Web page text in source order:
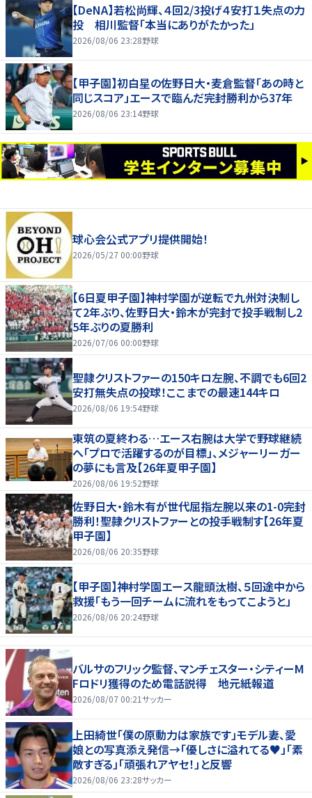
【DeNA】若松尚輝、４回2/3投げ４安打１失点の力
投 相川監督「本当にありがたかった」
2026/08/06 23:28野球
【甲子園】初白星の佐野日大・麦倉監督「あの時と
同じスコア」エースで臨んだ完封勝利から37年
2026/08/06 23:14野球
球心会公式アプリ提供開始！
2026/05/27 00:00野球
【6日夏甲子園】神村学園が逆転で九州対決制し
て2年ぶり、佐野日大・鈴木が完封で投手戦制し2
5年ぶりの夏勝利
2026/07/06 00:00野球
聖隷クリストファーの150キロ左腕、不調でも6回2
安打無失点の投球！ここまでの最速144キロ
2026/08/06 19:54野球
東筑の夏終わる…エース右腕は大学で野球継続
へ「プロで活躍するのが目標」、メジャーリーガー
の夢にも言及【26年夏甲子園】
2026/08/06 19:52野球
佐野日大・鈴木有が世代屈指左腕以来の1-0完封
勝利！聖隷クリストファーとの投手戦制す【26年夏
甲子園】
2026/08/06 20:35野球
【甲子園】神村学園エース龍頭汰樹、５回途中から
救援「もう一回チームに流れをもってこようと」
2026/08/06 20:24野球
バルサのフリック監督、マンチェスター・シティーM
Fロドリ獲得のため電話説得 地元紙報道
2026/08/07 00:21サッカー
上田綺世「僕の原動力は家族です」モデル妻、愛
娘との写真添え発信→「優しさに溢れてる♥」「素
敵すぎる」「頑張れアヤセ！」と反響
2026/08/06 23:28サッカー